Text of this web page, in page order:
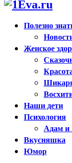
Полезно
Женское
Наши дети
Психология
Адам и
Вкусняшка
Юмор